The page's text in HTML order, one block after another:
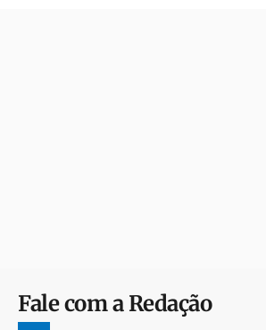
Fale com a Redação